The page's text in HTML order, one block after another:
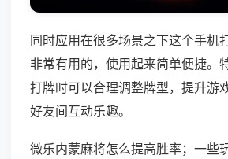
同时应用在很多场景之下这个手机
非常有用的，使用起来简单便捷。
打牌时可以合理调整牌型，提升游
好友间互动乐趣。
微乐内蒙麻将怎么提高胜率；一些